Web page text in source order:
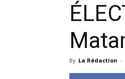
By La Rédaction -